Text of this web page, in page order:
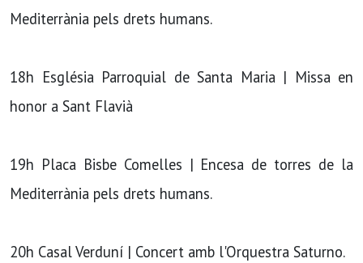
Mediterrània pels drets humans.
18h Església Parroquial de Santa Maria | Missa en
honor a Sant Flavià
19h Placa Bisbe Comelles | Encesa de torres de la
Mediterrània pels drets humans.
20h Casal Verduní | Concert amb l'Orquestra Saturno.